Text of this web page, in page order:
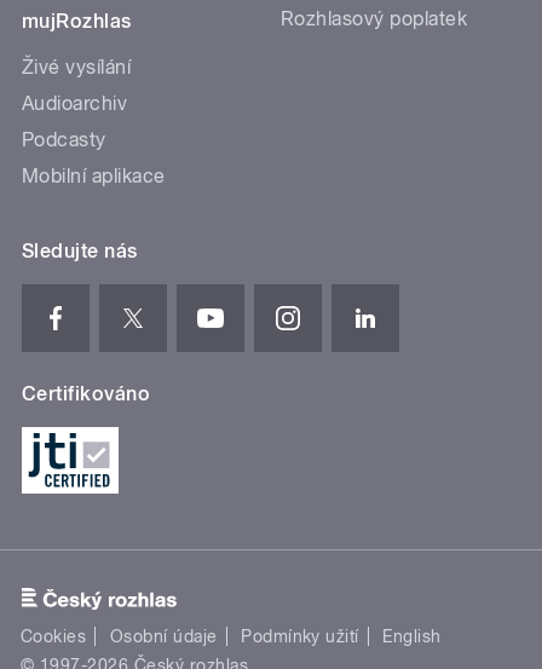
mujRozhlas
Živé vysílání
Audioarchiv
Podcasty
Mobilní aplikace
Rozhlasový poplatek
Sledujte nás
Certifikováno
Cookies Osobní údaje Podmínky užití
English